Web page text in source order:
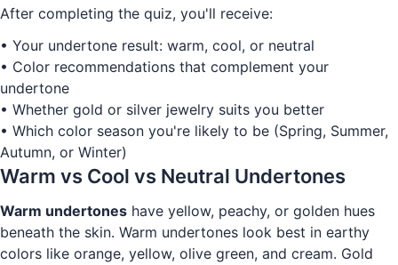
After completing the quiz, you'll receive:
• Your undertone result: warm, cool, or neutral
• Color recommendations that complement your
undertone
• Whether gold or silver jewelry suits you better
• Which color season you're likely to be (Spring, Summer,
Autumn, or Winter)
Warm vs Cool vs Neutral Undertones
Warm undertones have yellow, peachy, or golden hues
beneath the skin. Warm undertones look best in earthy
colors like orange, yellow, olive green, and cream. Gold